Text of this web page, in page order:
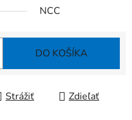
NCC
DO KOŠÍKA
Strážiť Zdieľať